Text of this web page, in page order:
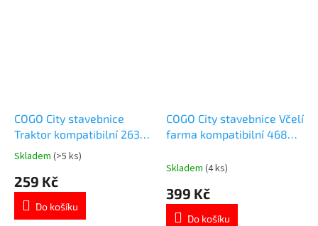
COGO City stavebnice
Traktor kompatibilní 263
dílů
Průměrné
produktu
5,0
Skladem (>5 ks)
259 Kč
Do košíku
COGO City stavebnice Včelí
farma kompatibilní 468
Skladem (4 ks)
399 Kč
Do košíku